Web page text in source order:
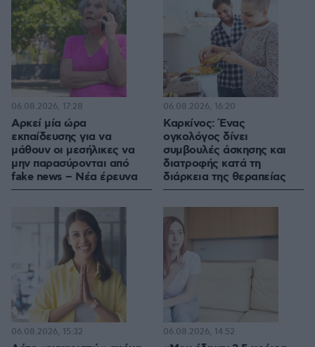
Αρκεί μία ώρα
εκπαίδευσης για να
μάθουν οι μεσήλικες να
μην παρασύρονται από
fake news – Νέα έρευνα
06.08.2026, 17:28
Καρκίνος: Ένας
ογκολόγος δίνει
συμβουλές άσκησης και
διατροφής κατά τη
διάρκεια της θεραπείας
06.08.2026, 16:20
06.08.2026, 15:32 06.08.2026, 14:52